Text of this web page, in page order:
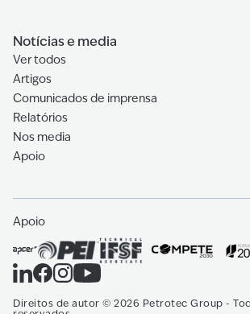
Av. das FPLM, nrº 1086, Bairro de
Email: comercial.mz@petrotec.com
Telefone: +258 214 726 77
Calle de la Granja, 35, 28108
Email: petrotec@petrotec.com
Telefone: +34 916 617 679
Notícias e media
Ver todos
Artigos
Comunicados de imprensa
Relatórios
Nos media
Apoio
Apoio
Direitos de autor © 2026 Petrotec Group -